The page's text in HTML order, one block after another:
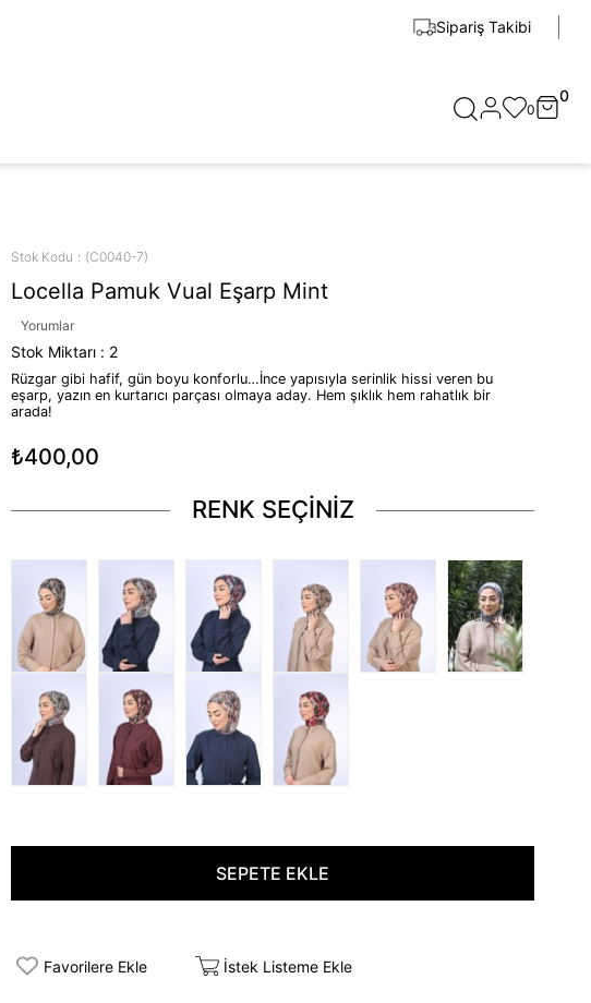
Sipariş Takibi
0
0
Stok Kodu (C0040-7)
Locella Pamuk Vual Eşarp Mint
Yorumlar
Stok Miktarı : 2
Rüzgar gibi hafif, gün boyu konforlu…İnce yapısıyla serinlik hissi veren bu
eşarp, yazın en kurtarıcı parçası olmaya aday. Hem şıklık hem rahatlık bir
arada!
₺400,00
RENK SEÇİNİZ
Tükendi
Favorilere Ekle İstek Listeme Ekle